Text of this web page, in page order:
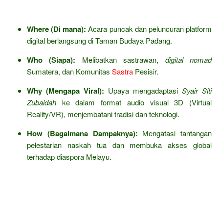
Where (Di mana): Acara puncak dan peluncuran platform
digital berlangsung di Taman Budaya Padang.
Who (Siapa): Melibatkan sastrawan, digital nomad
Sumatera, dan Komunitas Sastra Pesisir.
Why (Mengapa Viral): Upaya mengadaptasi Syair Siti
Zubaidah ke dalam format audio visual 3D (Virtual
Reality/VR), menjembatani tradisi dan teknologi.
How (Bagaimana Dampaknya): Mengatasi tantangan
pelestarian naskah tua dan membuka akses global
terhadap diaspora Melayu.